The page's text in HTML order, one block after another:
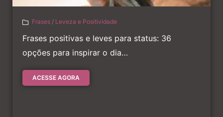
Frases / Leveza e Positividade
Frases positivas e leves para status: 36
opções para inspirar o dia…
ACESSE AGORA